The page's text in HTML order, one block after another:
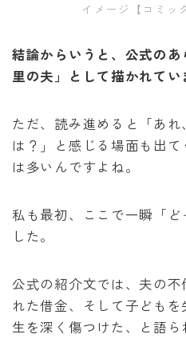
イメージ【コミッ
結論からいうと、公式の
里の夫」として描かれてい
ただ、読み進めると「あ
は？」と感じる場面も出
は多いんですよね。
私も最初、ここで一瞬「
した。
公式の紹介文では、夫の
れた借金、そして子ども
生を深く傷つけた、と語ら